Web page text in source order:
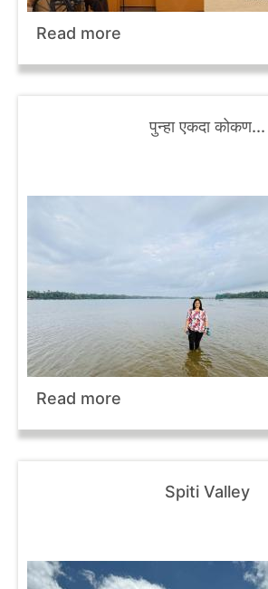
Read more
पुन्हा एकदा कोकण...
Read more
Spiti Valley